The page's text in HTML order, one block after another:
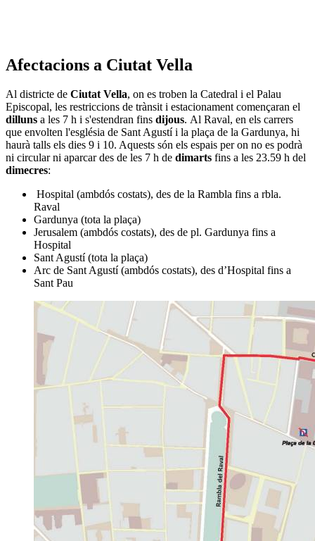
Afectacions a Ciutat Vella
Al districte de Ciutat Vella, on es troben la Catedral i el Palau
Episcopal, les restriccions de trànsit i estacionament començaran el
dilluns a les 7 h i s'estendran fins dijous. Al Raval, en els carrers
que envolten l'església de Sant Agustí i la plaça de la Gardunya, hi
haurà talls els dies 9 i 10. Aquests són els espais per on no es podrà
ni circular ni aparcar des de les 7 h de dimarts fins a les 23.59 h del
dimecres:
Hospital (ambdós costats), des de la Rambla fins a rbla.
Raval
Gardunya (tota la plaça)
Jerusalem (ambdós costats), des de pl. Gardunya fins a
Hospital
Sant Agustí (tota la plaça)
Arc de Sant Agustí (ambdós costats), des d’Hospital fins a
Sant Pau